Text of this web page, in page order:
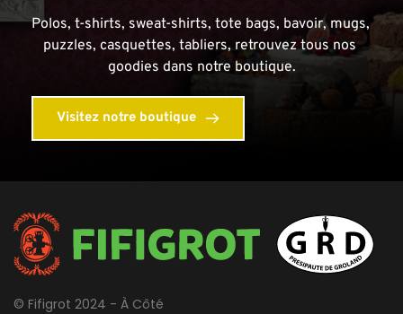
Polos, t-shirts, sweat-shirts, tote bags, bavoir, mugs,
puzzles, casquettes, tabliers, retrouvez tous nos
goodies dans notre boutique.
Visitez notre boutique
© Fifigrot 2024 - À Côté